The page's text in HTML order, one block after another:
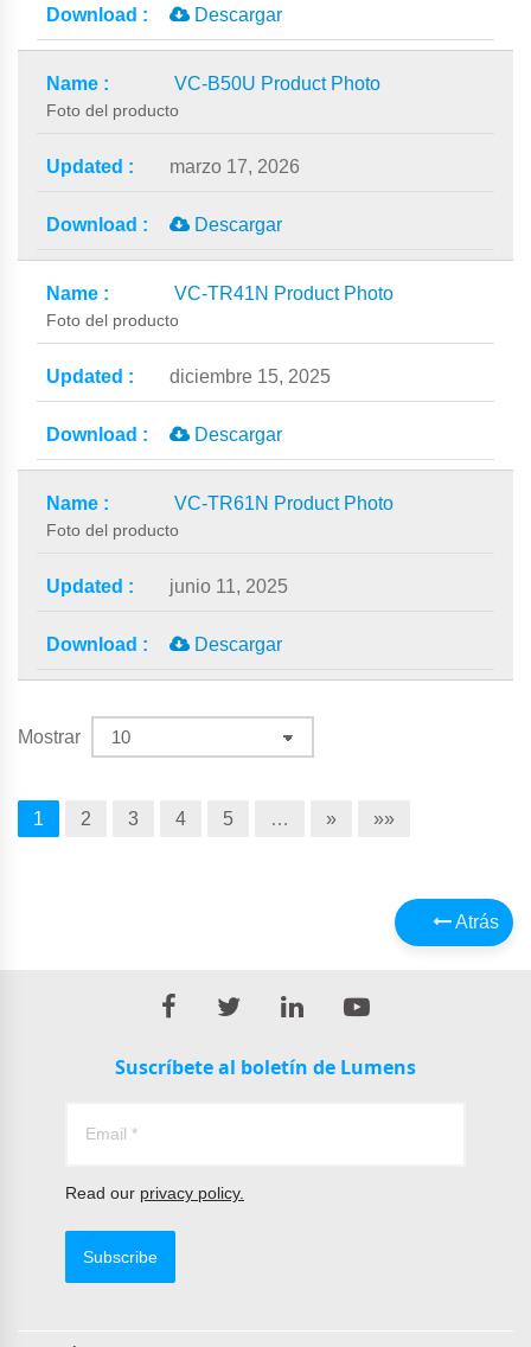
Descargar
VC-B50U Product Photo
Foto del producto
marzo 17, 2026
Descargar
VC-TR41N Product Photo
Foto del producto
diciembre 15, 2025
Descargar
VC-TR61N Product Photo
Foto del producto
junio 11, 2025
Descargar
Mostrar
1 2 3 4 5 … » »»
Atrás
Suscríbete al boletín de Lumens
Read our privacy policy.
Subscribe